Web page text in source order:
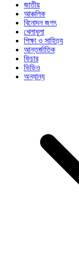
জাতীয়
আঞ্চলিক
বিনোদন জগৎ
খেলাধুলা
শিক্ষা ও সাহিত্য
আন্তর্জাতিক
ফিচার
ভিডিও
অন্যান্য